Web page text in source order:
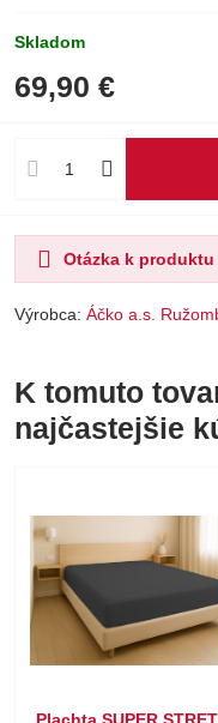
Skladom
69,90 €
Otázka k produktu
Výrobca: Áčko a.s.
K tomuto
najčastejšie
Plachta SUPER